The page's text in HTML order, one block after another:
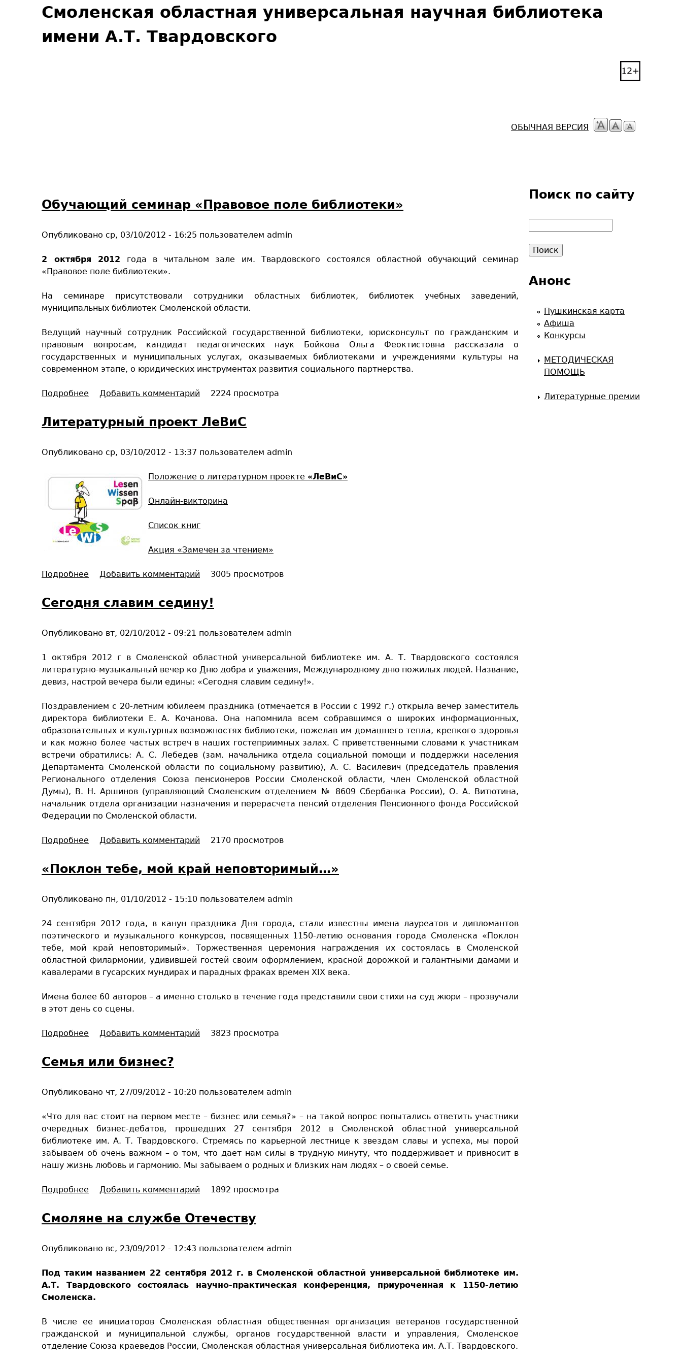
Jump to navigation
Смоленская областная универсальная научная библиотека
имени А.Т. Твардовского
ОБЫЧНАЯ ВЕРСИЯ
Обучающий семинар «Правовое поле библиотеки»
Опубликовано ср, 03/10/2012 - 16:25 пользователем admin
2 октября 2012 года в читальном зале им. Твардовского состоялся областной обучающий семинар
«Правовое поле библиотеки».
На семинаре присутствовали сотрудники областных библиотек, библиотек учебных заведений,
муниципальных библиотек Смоленской области.
Ведущий научный сотрудник Российской государственной библиотеки, юрисконсульт по гражданским и
правовым вопросам, кандидат педагогических наук Бойкова Ольга Феоктистовна рассказала о
государственных и муниципальных услугах, оказываемых библиотеками и учреждениями культуры на
современном этапе, о юридических инструментах развития социального партнерства.
Подробнее
б
у
а
щ
и
е
м
«
а
о
в
о
п
о
л
е
б
и
б
л
и
о
и
Добавить комментарий 2224 просмотра
Литературный проект ЛеВиС
Опубликовано ср, 03/10/2012 - 13:37 пользователем admin
Положение о литературном проекте «ЛеВиС»
Онлайн-викторина
Список книг
Акция «Замечен за чтением»
Подробнее
и
т
р
т
у
р
ы
й
п
р
о
е
к
т
Л
е
Добавить комментарий 3005 просмотров
Сегодня славим седину!
Опубликовано вт, 02/10/2012 - 09:21 пользователем admin
1 октября 2012 г в Смоленской областной универсальной библиотеке им. А. Т. Твардовского состоялся
литературно-музыкальный вечер ко Дню добра и уважения, Международному дню пожилых людей. Название,
девиз, настрой вечера были едины: «Сегодня славим седину!».
Поздравлением с 20-летним юбилеем праздника (отмечается в России с 1992 г.) открыла вечер заместитель
директора библиотеки Е. А. Кочанова. Она напомнила всем собравшимся о широких информационных,
образовательных и культурных возможностях библиотеки, пожелав им домашнего тепла, крепкого здоровья
и как можно более частых встреч в наших гостеприимных залах. С приветственными словами к участникам
встречи обратились: А. С. Лебедев (зам. начальника отдела социальной помощи и поддержки населения
Департамента Смоленской области по социальному развитию), А. С. Василевич (председатель правления
Регионального отделения Союза пенсионеров России Смоленской области, член Смоленской областной
Думы), В. Н. Аршинов (управляющий Смоленским отделением № 8609 Сбербанка России), О. А. Витютина,
начальник отдела организации назначения и перерасчета пенсий отделения Пенсионного фонда Российской
Федерации по Смоленской области.
Подробнее
е
г
д
я
с
л
а
в
м
с
н
Добавить комментарий 2170 просмотров
«Поклон тебе, мой край неповторимый…»
Опубликовано пн, 01/10/2012 - 15:10 пользователем admin
24 сентября 2012 года, в канун праздника Дня города, стали известны имена лауреатов и дипломантов
поэтического и музыкального конкурсов, посвященных 1150-летию основания города Смоленска «Поклон
тебе, мой край неповторимый». Торжественная церемония награждения их состоялась в Смоленской
областной филармонии, удивившей гостей своим оформлением, красной дорожкой и галантными дамами и
кавалерами в гусарских мундирах и парадных фраках времен XIX века.
Имена более 60 авторов – а именно столько в течение года представили свои стихи на суд жюри – прозвучали
в этот день со сцены.
Подробнее
П
о
л
н
е
б
е
й
а
н
е
п
в
т
о
Добавить комментарий 3823 просмотра
Семья или бизнес?
Опубликовано чт, 27/09/2012 - 10:20 пользователем admin
«Что для вас стоит на первом месте – бизнес или семья?» – на такой вопрос попытались ответить участники
очередных бизнес-дебатов, прошедших 27 сентября 2012 в Смоленской областной универсальной
библиотеке им. А. Т. Твардовского. Стремясь по карьерной лестнице к звездам славы и успеха, мы порой
забываем об очень важном – о том, что дает нам силы в трудную минуту, что поддерживает и привносит в
нашу жизнь любовь и гармонию. Мы забываем о родных и близких нам людях – о своей семье.
Подробнее
е
м
я
л
и
б
з
н
е
Добавить комментарий 1892 просмотра
Смоляне на службе Отечеству
Опубликовано вс, 23/09/2012 - 12:43 пользователем admin
Под таким названием 22 сентября 2012 г. в Смоленской областной универсальной библиотеке им.
А.Т. Твардовского состоялась научно-практическая конференция, приуроченная к 1150-летию
Смоленска.
В числе ее инициаторов Смоленская областная общественная организация ветеранов государственной
гражданской и муниципальной службы, органов государственной власти и управления, Смоленское
отделение Союза краеведов России, Смоленская областная универсальная библиотека им. А.Т. Твардовского.
Поиск по сайту
и
к
Анонс
Пушкинская карта
Афиша
Конкурсы
МЕТОДИЧЕСКАЯ
ПОМОЩЬ
Литературные премии